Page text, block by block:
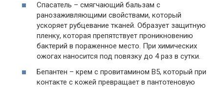
Спасатель – смягчающий бальзам с
ранозаживляющими свойствами, который
ускоряет рубцевание тканей. Образует защитную
пленку, которая препятствует проникновению
бактерий в пораженное место. При химических
ожогах наносится под повязку до 4 раз в сутки.
Бепантен – крем с провитамином В5, который при
контакте с кожей превращает в пантотеновую